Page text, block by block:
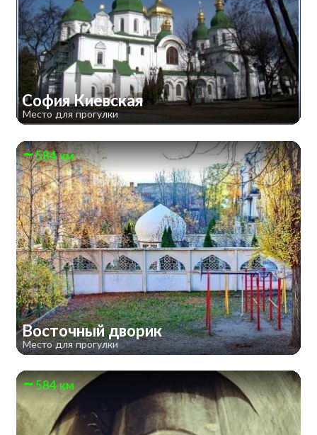
София Киевская
Место для прогулки
584 км
Восточный дворик
Место для прогулки
584 км